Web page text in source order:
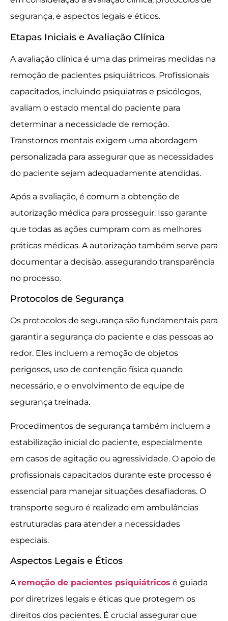
segurança, e aspectos legais e éticos.
Etapas Iniciais e Avaliação Clínica
A avaliação clínica é uma das primeiras medidas na
remoção de pacientes psiquiátricos. Profissionais
capacitados, incluindo psiquiatras e psicólogos,
avaliam o estado mental do paciente para
determinar a necessidade de remoção.
Transtornos mentais exigem uma abordagem
personalizada para assegurar que as necessidades
do paciente sejam adequadamente atendidas.
Após a avaliação, é comum a obtenção de
autorização médica para prosseguir. Isso garante
que todas as ações cumpram com as melhores
práticas médicas. A autorização também serve para
documentar a decisão, assegurando transparência
no processo.
Protocolos de Segurança
Os protocolos de segurança são fundamentais para
garantir a segurança do paciente e das pessoas ao
redor. Eles incluem a remoção de objetos
perigosos, uso de contenção física quando
necessário, e o envolvimento de equipe de
segurança treinada.
Procedimentos de segurança também incluem a
estabilização inicial do paciente, especialmente
em casos de agitação ou agressividade. O apoio de
profissionais capacitados durante este processo é
essencial para manejar situações desafiadoras. O
transporte seguro é realizado em ambulâncias
estruturadas para atender a necessidades
especiais.
Aspectos Legais e Éticos
A remoção de pacientes psiquiátricos é guiada
por diretrizes legais e éticas que protegem os
direitos dos pacientes. É crucial assegurar que